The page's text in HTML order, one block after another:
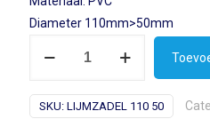
Diameter 110mm>50mm
hoeveelheid
SKU: LIJMZADEL 110 50